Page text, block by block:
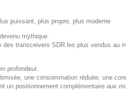
puissant, plus propre, plus moderne
mythique.
transceivers SDR les plus vendus au
profondeur.
une consommation réduite, une
un positionnement complémentaire aux